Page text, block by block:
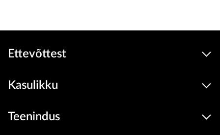
Ettevõttest
Kasulikku
Teenindus